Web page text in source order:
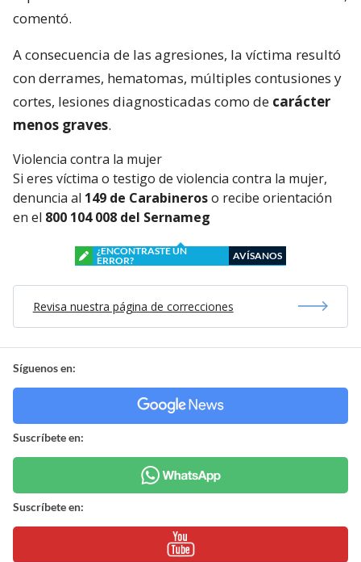
comentó.
A consecuencia de las agresiones, la víctima resultó
con derrames, hematomas, múltiples contusiones y
cortes, lesiones diagnosticadas como de carácter
menos graves.
Violencia contra la mujer
Si eres víctima o testigo de violencia contra la mujer,
denuncia al 149 de Carabineroso recibe orientación
en el 800 104 008 del Sernameg
¿ENCONTRASTE UN
ERROR?
AVÍSANOS
Revisa nuestra página de correcciones
Síguenos en:
Suscríbete en:
Suscríbete en: